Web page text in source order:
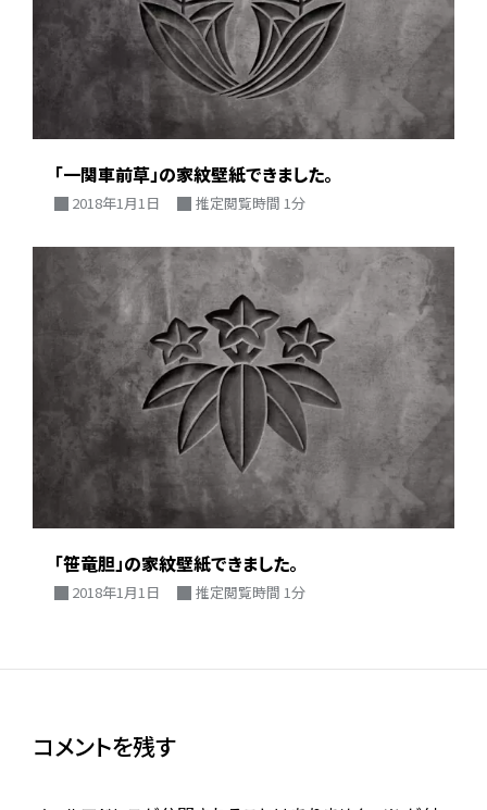
「一関車前草」の家紋壁紙できました。
2018年1月1日 推定閲覧時間 1分
「笹竜胆」の家紋壁紙できました。
2018年1月1日 推定閲覧時間 1分
コメントを残す